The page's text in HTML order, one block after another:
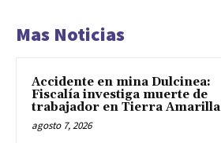
Mas Noticias
Accidente en mina Dulcinea:
Fiscalía investiga muerte de
trabajador en Tierra Amarilla
agosto 7, 2026